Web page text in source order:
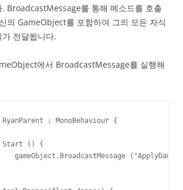
BroadcastMessage를 통해 메소드를 호출
의 GameObject를 포함하여 그의 모든 자식
전달됩니다.
에서 BroadcastMessage를 실행해
: MonoBehaviour {